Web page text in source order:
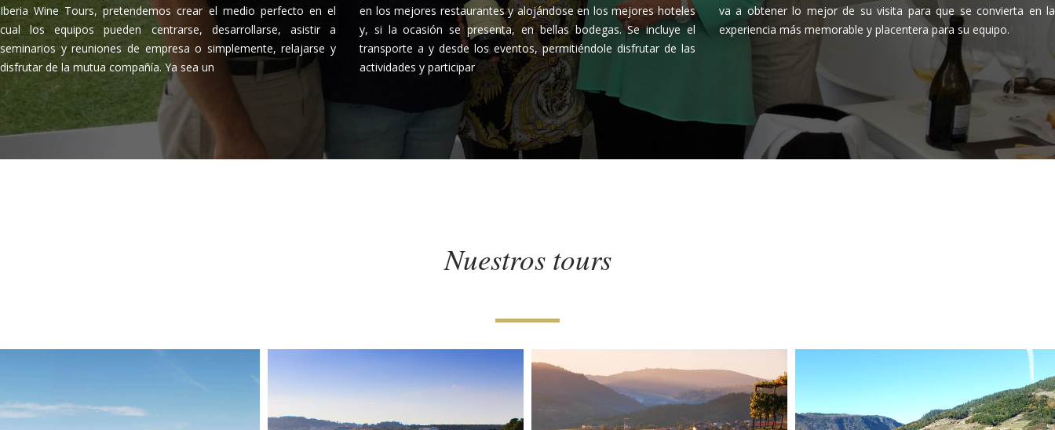
Iberia Wine Tours, pretendemos crear el medio perfecto en el
cual los equipos pueden centrarse, desarrollarse, asistir a
seminarios y reuniones de empresa o simplemente, relajarse y
disfrutar de la mutua compañía. Ya sea un
en los mejores restaurantes y alojándose en los mejores hoteles
y, si la ocasión se presenta, en bellas bodegas. Se incluye el
transporte a y desde los eventos, permitiéndole disfrutar de las
actividades y participar
va a obtener lo mejor de su visita para que se convierta en la
experiencia más memorable y placentera para su equipo.
Nuestros tours